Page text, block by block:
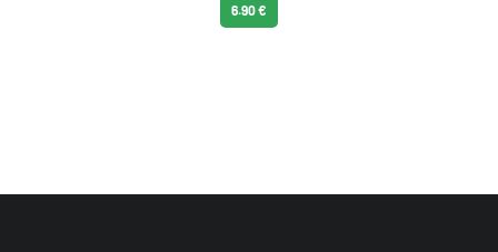
6.90 €